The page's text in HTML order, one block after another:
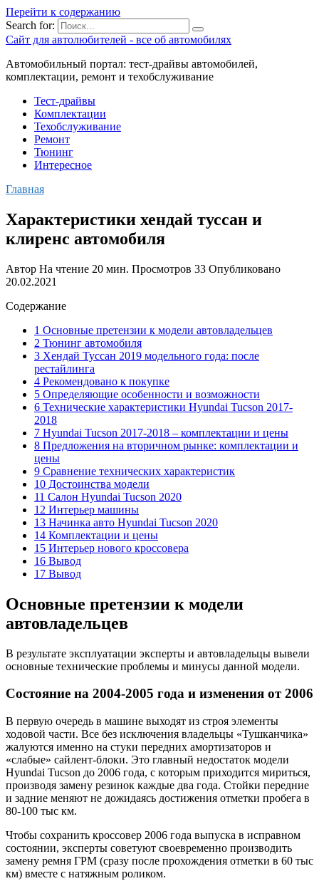
Перейти к содержанию
Search for:
Сайт для автолюбителей - все об автомобилях
Автомобильный портал: тест-драйвы автомобилей,
комплектации, ремонт и техобслуживание
Тест-драйвы
Комплектации
Техобслуживание
Ремонт
Тюнинг
Интересное
Главная
Характеристики хендай туссан и
клиренс автомобиля
Автор На чтение 20 мин. Просмотров 33 Опубликовано
20.02.2021
Содержание
1 Основные претензии к модели автовладельцев
2 Тюнинг автомобиля
3 Хендай Туссан 2019 модельного года: после
рестайлинга
4 Рекомендовано к покупке
5 Определяющие особенности и возможности
6 Технические характеристики Hyundai Tucson 2017-
2018
7 Hyundai Tucson 2017-2018 – комплектации и цены
8 Предложения на вторичном рынке: комплектации и
цены
9 Сравнение технических характеристик
10 Достоинства модели
11 Салон Hyundai Tucson 2020
12 Интерьер машины
13 Начинка авто Hyundai Tucson 2020
14 Комплектации и цены
15 Интерьер нового кроссовера
16 Вывод
17 Вывод
Основные претензии к модели
автовладельцев
В результате эксплуатации эксперты и автовладельцы вывели
основные технические проблемы и минусы данной модели.
Состояние на 2004-2005 года и изменения от 2006
В первую очередь в машине выходят из строя элементы
ходовой части. Все без исключения владельцы «Тушканчика»
жалуются именно на стуки передних амортизаторов и
«слабые» сайлент-блоки. Это главный недостаток модели
Hyundai Tucson до 2006 года, с которым приходится мириться,
производя замену резинок каждые два года. Стойки передние
и задние меняют не дожидаясь достижения отметки пробега в
80-100 тыс км.
Чтобы сохранить кроссовер 2006 года выпуска в исправном
состоянии, эксперты советуют своевременно производить
замену ремня ГРМ (сразу после прохождения отметки в 60 тыс
км) вместе с натяжным роликом.